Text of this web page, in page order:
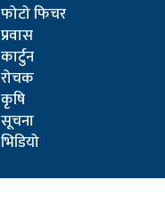
फोटो फिचर
प्रवास
कार्टुन
रोचक
कृषि
सूचना
भिडियो